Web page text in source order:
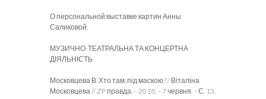
О персональной выставке картин Анны
Саликовой.
МУЗИЧНО-ТЕАТРАЛЬНА ТА КОНЦЕРТНА
ДІЯЛЬНІСТЬ
Московцева В. Хто там, під маскою? / Віталіна
Московцева // ZP правда. – 2018. – 7 червня. – С. 13.